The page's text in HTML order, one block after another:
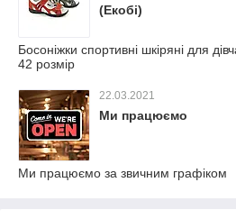
(Екобі)
Босоніжки спортивні шкіряні для
42 розмір
22.03.2021
Ми працюємо
Ми працюємо за звичним графіком